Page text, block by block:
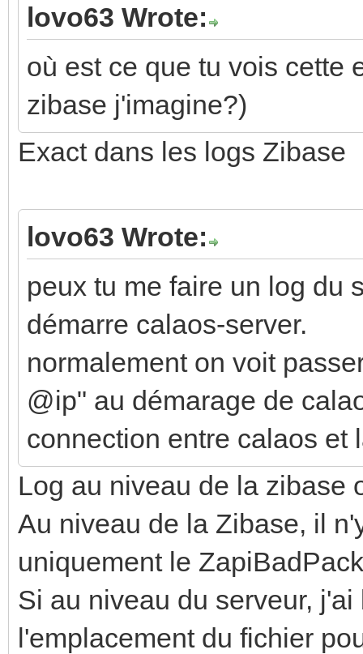
lovo63 Wrote:
où est ce que tu vois cette
zibase j'imagine?)
Exact dans les logs Zibase
lovo63 Wrote:
peux tu me faire un log du
démarre calaos-server.
normalement on voit
@ip" au démarage de
connection entre calaos et
Log au niveau de la zibase
Au niveau de la Zibase, il
uniquement le
Si au niveau du serveur,
l'emplacement du fichier